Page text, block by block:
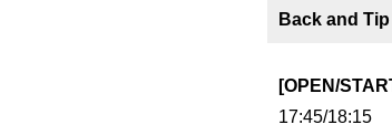
Back and Tip
[OPEN/
17:45/18:15